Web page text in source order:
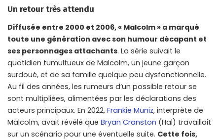
Un retour très attendu
Diffusée entre 2000 et 2006, « Malcolm » a marqué
toute une génération avec son humour décapant et
ses personnages attachants. La série suivait le
quotidien tumultueux de Malcolm, un jeune garçon
surdoué, et de sa famille quelque peu dysfonctionnelle.
Au fil des années, les rumeurs d’un possible retour se
sont multipliées, alimentées par les déclarations des
acteurs principaux. En 2022, Frankie Muniz, interprète de
Malcolm, avait révélé que Bryan Cranston (Hal) travaillait
sur un scénario pour une éventuelle suite. Cette fois,